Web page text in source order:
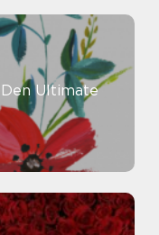
Ultimate